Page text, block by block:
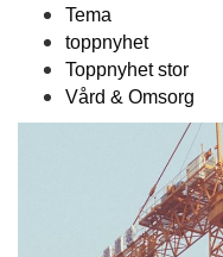
Tema
toppnyhet
Toppnyhet stor
Vård & Omsorg